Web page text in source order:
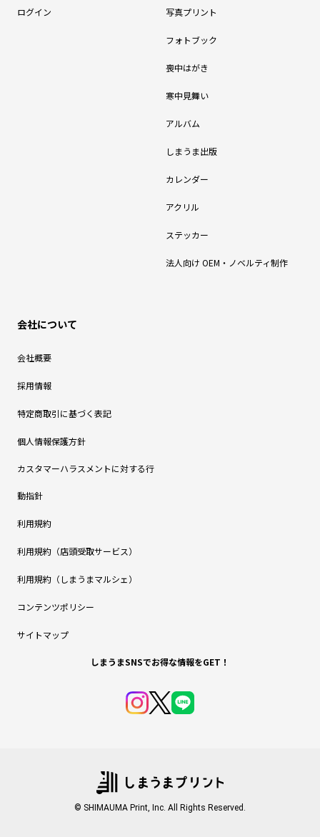
ログイン 写真プリント
フォトブック
喪中はがき
寒中見舞い
アルバム
しまうま出版
カレンダー
アクリル
ステッカー
法人向け OEM・ノベルティ制作
会社について
会社概要
採用情報
特定商取引に基づく表記
個人情報保護方針
カスタマーハラスメントに対する行
動指針
利用規約
利用規約（店頭受取サービス）
利用規約（しまうまマルシェ）
コンテンツポリシー
サイトマップ
しまうまSNSでお得な情報をGET！
© SHIMAUMA Print, Inc. All Rights Reserved.